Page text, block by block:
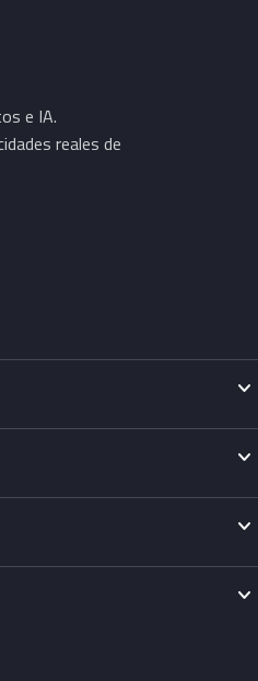
e IA.
reales de
expand_more
expand_more
expand_more
expand_more